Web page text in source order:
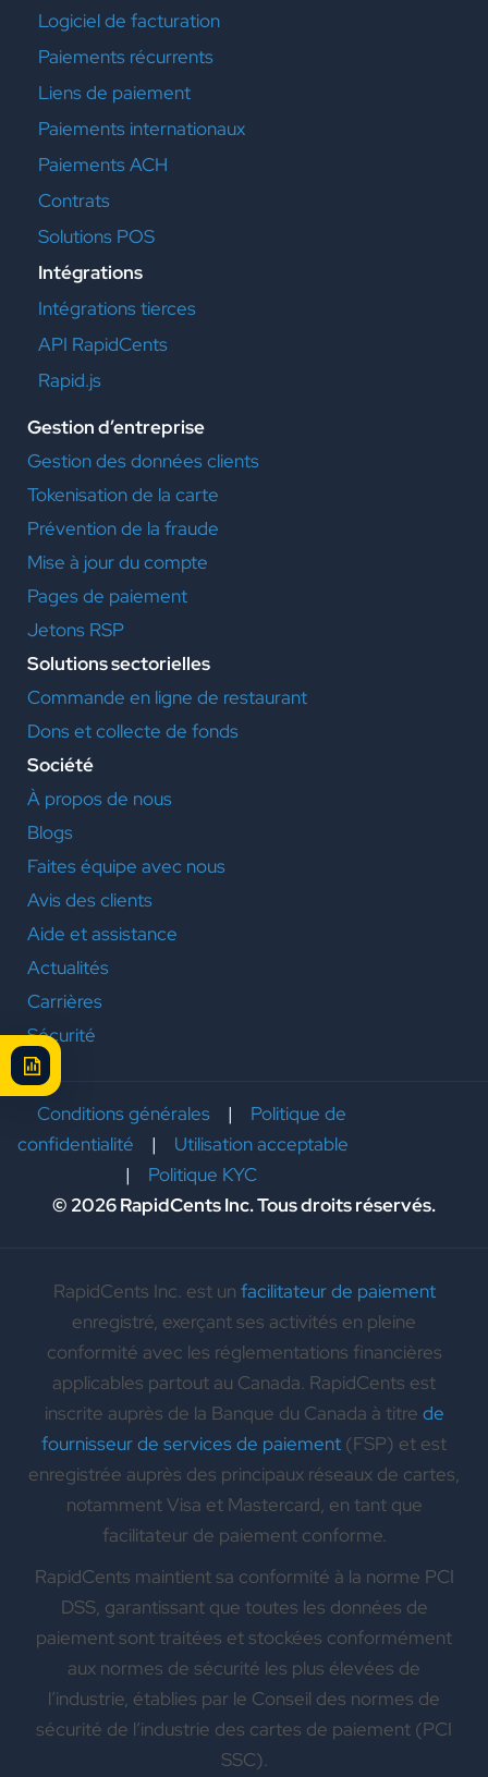
Logiciel de facturation
Paiements récurrents
Liens de paiement
Paiements internationaux
Paiements ACH
Contrats
Solutions POS
Intégrations
Intégrations tierces
API RapidCents
Rapid.js
Gestion d’entreprise
Gestion des données clients
Tokenisation de la carte
Prévention de la fraude
Mise à jour du compte
Pages de paiement
Jetons RSP
Solutions sectorielles
Commande en ligne de restaurant
Dons et collecte de fonds
Société
À propos de nous
Blogs
Faites équipe avec nous
Avis des clients
Aide et assistance
Actualités
Carrières
Sécurité
Conditions générales| Politique de
confidentialité | Utilisation acceptable
| Politique KYC
© 2026 RapidCents Inc. Tous droits réservés.
RapidCents Inc. est un facilitateur de paiement
enregistré, exerçant ses activités en pleine
conformité avec les réglementations financières
applicables partout au Canada. RapidCents est
inscrite auprès de la Banque du Canada à titre de
fournisseur de services de paiement (FSP) et est
enregistrée auprès des principaux réseaux de cartes,
notamment Visa et Mastercard, en tant que
facilitateur de paiement conforme.
RapidCents maintient sa conformité à la norme PCI
DSS, garantissant que toutes les données de
paiement sont traitées et stockées conformément
aux normes de sécurité les plus élevées de
l’industrie, établies par le Conseil des normes de
sécurité de l’industrie des cartes de paiement (PCI
SSC).